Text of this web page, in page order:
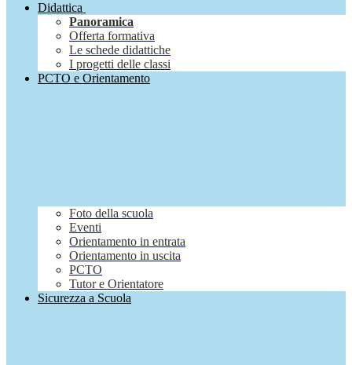
Didattica
Panoramica
Offerta formativa
Le schede didattiche
I progetti delle classi
PCTO e Orientamento
Foto della scuola
Eventi
Orientamento in entrata
Orientamento in uscita
PCTO
Tutor e Orientatore
Sicurezza a Scuola